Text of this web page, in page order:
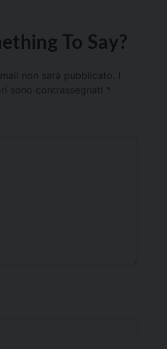
To Say?
non sarà pubblicato.
sono contrassegnati *